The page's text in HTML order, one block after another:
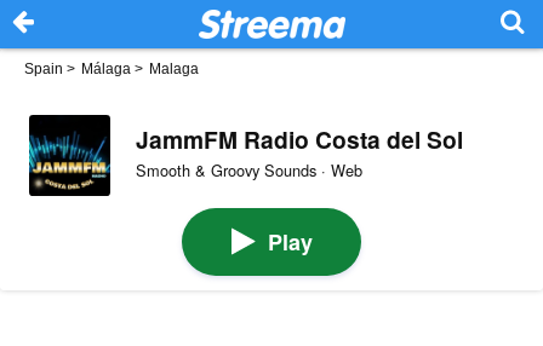
Spain > Málaga > Malaga
JammFM Radio Costa del Sol
Smooth & Groovy Sounds · Web
Play